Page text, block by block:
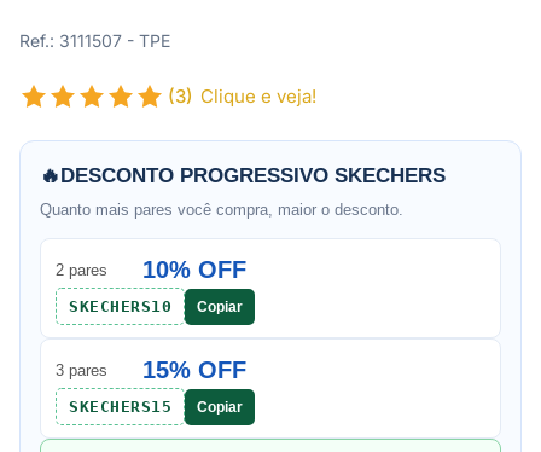
Ref.: 3111507 - TPE
(3) Clique e veja!
🔥DESCONTO PROGRESSIVO SKECHERS
Quanto mais pares você compra, maior o desconto.
2 pares 10% OFF
SKECHERS10 Copiar
3 pares 15% OFF
SKECHERS15 Copiar